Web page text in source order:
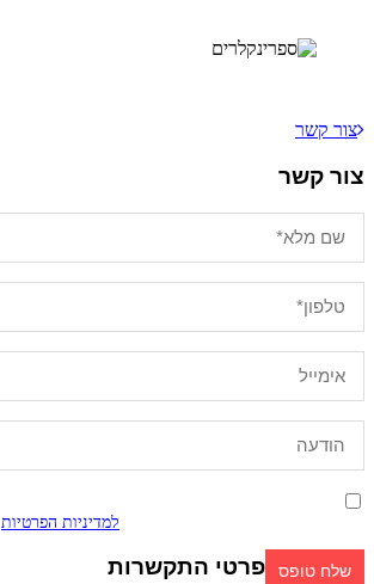
צור קשר
צור קשר
למדיניות הפרטיות
פרטי התקשרות